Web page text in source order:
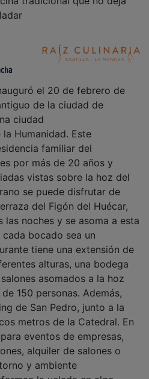
de la ciudad de
ciudad
Humanidad. Este
familiar del
por más de 20 años y
vistas sobre la hoz del
se puede disfrutar de
del Figón del Huécar,
noches y se asoma a esta
bocado sea un
tiene una extensión de
alturas, una bodega
asomados a la hoz
150 personas. Además,
de San Pedro, junto a la
metros de la Catedral. En
eventos de empresas,
alquiler de salones o
y ambiente
la velada en algo